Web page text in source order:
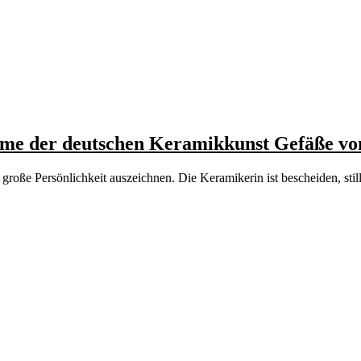
der deutschen Keramikkunst Gefäße
Persönlichkeit auszeichnen. Die Keramikerin ist bescheiden,